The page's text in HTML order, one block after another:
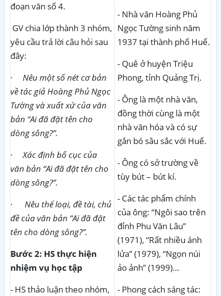
đoạn văn số 4.
GV chia lớp thành 3 nhóm,
yêu cầu trả lời câu hỏi sau
đây:
· Nêu một số nét cơ bản
về tác giả Hoàng Phủ Ngọc
Tường và xuất xứ của văn
bản “Ai đã đặt tên cho
dòng sông?”.
·Xác định bố cục của
văn bản “Ai đã đặt tên cho
dòng sông?”.
·
Nêu thể loại, đề tài, chủ
đề của văn bản “Ai đã đặt
tên cho dòng sông?”.
Bước 2: HS thực hiện
nhiệm vụ học tập
- HS thảo luận theo nhóm,
- Nhà văn Hoàng Phủ
Ngọc Tường sinh năm
1937 tại thành phố Huế.
- Quê ở huyện Triệu
Phong, tỉnh Quảng Trị.
- Ông là một nhà văn,
đồng thời cùng là một
nhà văn hóa và có sự
gắn bó sâu sắc với Huế.
- Ông có sở trường về
tùy bút – bút kí.
- Các tác phẩm chính
của ông: “Ngôi sao trên
đỉnh Phu Văn Lâu”
(1971), “Rất nhiều ánh
lửa” (1979), “Ngọn núi
ảo ảnh” (1999)…
- Phong cách sáng tác: